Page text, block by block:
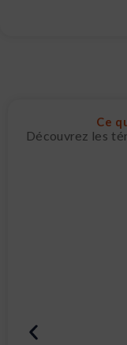
Ce
Découvrez les